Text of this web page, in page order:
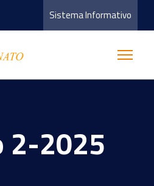
Sistema Informativo
2-2025